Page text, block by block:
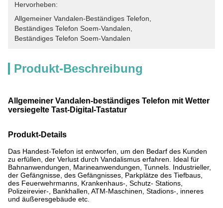
Hervorheben:
Allgemeiner Vandalen-Beständiges Telefon
Beständiges Telefon Soem-Vandalen
Beständiges Telefon Soem-Vandalen
Produkt-Beschreibung
Allgemeiner Vandalen-beständiges Telefon mit Wetter
versiegelte Tast-Digital-Tastatur
Produkt-Details
Das Handest-Telefon ist entworfen, um den Bedarf des Kunden
zu erfüllen, der Verlust durch Vandalismus erfahren. Ideal für
Bahnanwendungen, Marineanwendungen, Tunnels. Industrieller,
der Gefängnisse, des Gefängnisses, Parkplätze des Tiefbaus,
des Feuerwehrmanns, Krankenhaus-, Schutz- Stations,
Polizeirevier-, Bankhallen, ATM-Maschinen, Stadions-, inneres
und äußeresgebäude etc.